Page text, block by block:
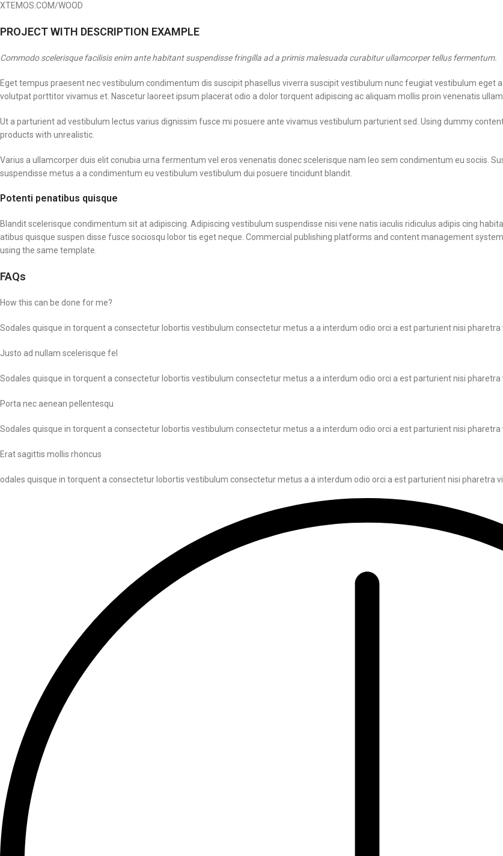
XTEMOS.COM/WOOD
PROJECT WITH DESCRIPTION EXAMPLE
Commodo scelerisque facilisis enim ante habitant suspendisse fringilla ad a primis malesuada curabitur ullamcorper tellus fermentum.
Eget tempus praesent nec vestibulum condimentum dis suscipit phasellus viverra suscipit vestibulum nunc feugiat vestibulum eget
volutpat porttitor vivamus et. Nascetur laoreet ipsum placerat odio a dolor torquent adipiscing ac aliquam mollis proin venenatis
Ut a parturient ad vestibulum lectus varius dignissim fusce mi posuere ante vivamus vestibulum parturient sed. Using dummy
products with unrealistic.
Varius a ullamcorper duis elit conubia urna fermentum vel eros venenatis donec scelerisque nam leo sem condimentum eu sociis.
suspendisse metus a a condimentum eu vestibulum vestibulum dui posuere tincidunt blandit.
Potenti penatibus quisque
Blandit scelerisque condimentum sit at adipiscing. Adipiscing vestibulum suspendisse nisi vene natis iaculis ridiculus adipis cing
atibus quisque suspen disse fusce sociosqu lobor tis eget neque. Commercial publishing platforms and content management
using the same template.
FAQs
How this can be done for me?
Sodales quisque in torquent a consectetur lobortis vestibulum consectetur metus a a interdum odio orci a est parturient nisi pharetra
Justo ad nullam scelerisque fel
Sodales quisque in torquent a consectetur lobortis vestibulum consectetur metus a a interdum odio orci a est parturient nisi pharetra
Porta nec aenean pellentesqu
Sodales quisque in torquent a consectetur lobortis vestibulum consectetur metus a a interdum odio orci a est parturient nisi pharetra
Erat sagittis mollis rhoncus
odales quisque in torquent a consectetur lobortis vestibulum consectetur metus a a interdum odio orci a est parturient nisi pharetra